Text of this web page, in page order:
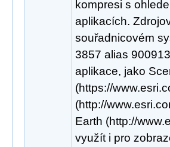
kompresi s
aplikacích.
souřadnicovém
3857 alias
aplikace, jako
(https://
(http://
Earth (http://
využít i pro